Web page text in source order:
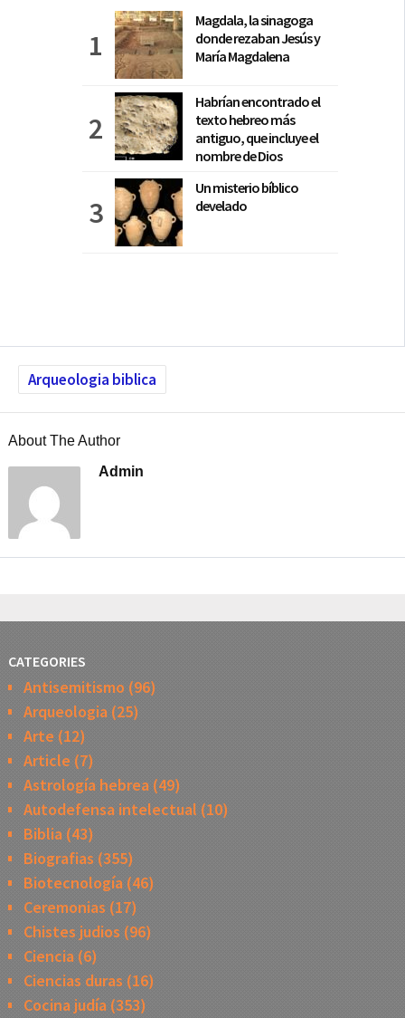
Magdala, la sinagoga
donde rezaban Jesús y
María Magdalena
Habrían encontrado el
texto hebreo más
antiguo, que incluye el
nombre de Dios
Un misterio bíblico
develado
Arqueologia biblica
About The Author
Admin
CATEGORIES
Antisemitismo (96)
Arqueologia(25)
Arte (12)
Article (7)
Astrología hebrea(49)
Autodefensa intelectual (10)
Biblia(43)
Biografias (355)
Biotecnología(46)
Ceremonias (17)
Chistes judios (96)
Ciencia(6)
Ciencias duras (16)
Cocina judía(353)